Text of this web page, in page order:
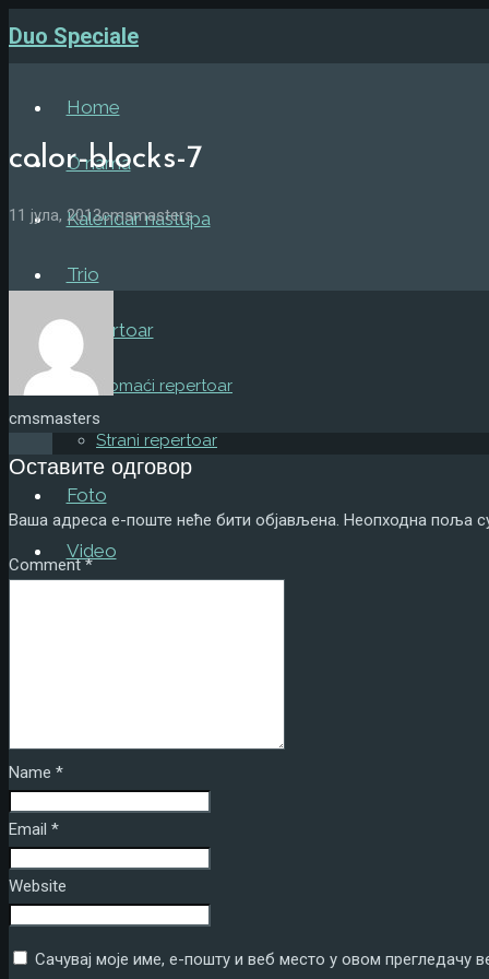
Duo Speciale
Home
O nama
Kalendar nastupa
Trio
Repertoar
Domaći repertoar
Strani repertoar
Foto
Video
color-blocks-7
11 јула, 2013cmsmasters
cmsmasters
Оставите одговор
Ваша адреса е-поште неће бити објављена. Неопходна поља
Comment*
Name *
Email *
Website
Сачувај моје име, е-пошту и веб место у овом прегледачу